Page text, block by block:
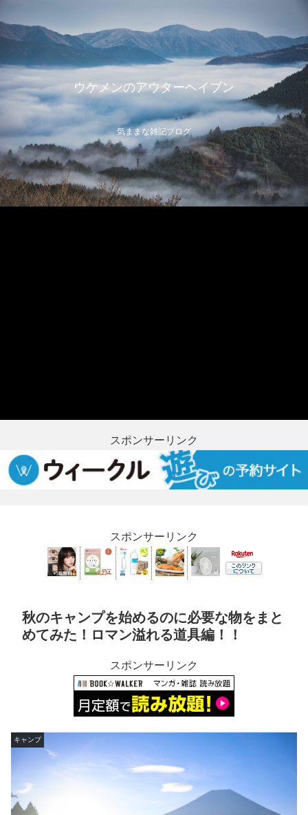
ウケメンのアウターヘイブン
気ままな雑記ブログ
スポンサーリンク
スポンサーリンク
秋のキャンプを始めるのに必要な物をまと
めてみた！ロマン溢れる道具編！！
スポンサーリンク
キャンプ